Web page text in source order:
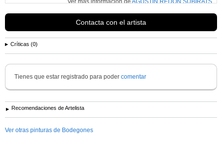
Ver más información deAGUSTÍN REDÓN SUBIRATS
Contacta con el artista
Críticas (0)
Tienes que estar registrado para poder comentar
Recomendaciones de Artelista
Ver otras pinturas de Bodegones